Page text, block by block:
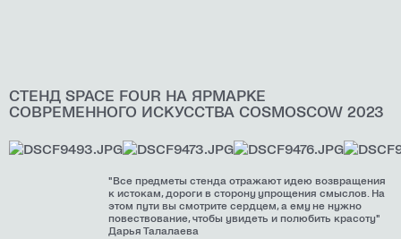
СТЕНД SPACE FOUR НА ЯРМАРКЕ
СОВРЕМЕННОГО ИСКУССТВА COSMOSCOW 2023
"Все предметы стенда отражают идею возвращения
к истокам, дороги в сторону упрощения смыслов. На
этом пути вы смотрите сердцем, а ему не нужно
повествование, чтобы увидеть и полюбить красоту"
Дарья Талалаева